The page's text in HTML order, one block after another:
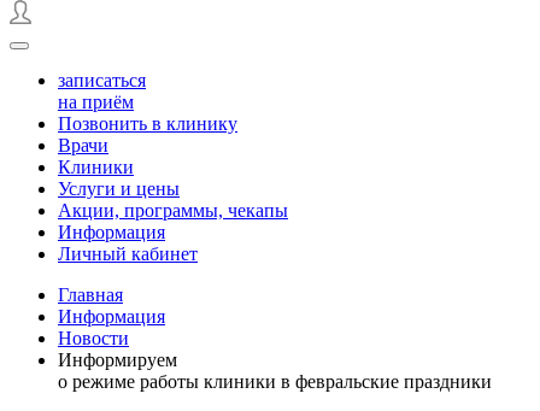
записаться
на приём
Позвонить в клинику
Врачи
Клиники
Услуги и цены
Акции, программы, чекапы
Информация
Личный кабинет
Главная
Информация
Новости
Информируем
о режиме работы клиники в февральские праздники